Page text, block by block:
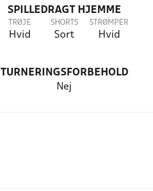
SPILLEDRAGT HJEMME
TRØJE
Hvid
SHORTS
Sort
STRØMPER
Hvid
TURNERINGSFORBEHOLD
Nej